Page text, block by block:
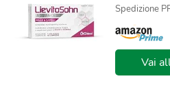
Spedizione
Vai